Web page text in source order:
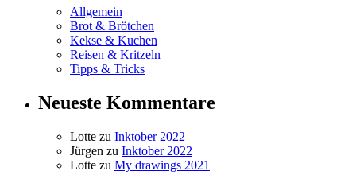
Allgemein
Brot & Brötchen
Kekse & Kuchen
Reisen & Kritzeln
Tipps & Tricks
Neueste Kommentare
Lotte zu Inktober 2022
Jürgen zu Inktober 2022
Lotte zu My drawings 2021